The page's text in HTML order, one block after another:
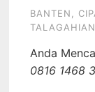
BANTEN
Anda
0816 1468